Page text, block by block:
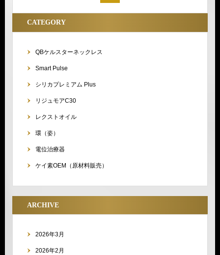
CATEGORY
QBケルスターネックレス
Smart Pulse
シリカプレミアム Plus
リジュモアC30
レクストオイル
環（姿）
電位治療器
ケイ素OEM（原材料販売）
ARCHIVE
2026年3月
2026年2月